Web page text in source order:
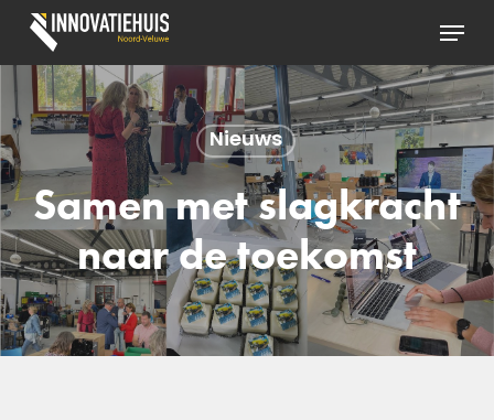
Skip
main
content
Menu
Nieuws
Samen met slagkracht
naar de toekomst
Close
Menu